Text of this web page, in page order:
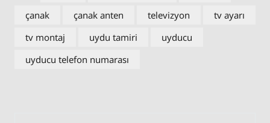
çanak
çanak anten televizyon
tv ayarı
tv montaj
uydu tamiri
uyducu
uyducu telefon numarası